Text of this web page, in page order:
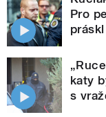
Pro
katy
s